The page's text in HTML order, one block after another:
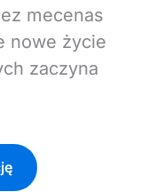
mecenas
nowe życie
zaczyna